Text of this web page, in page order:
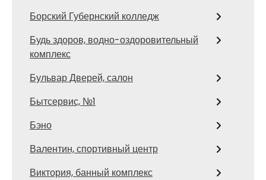
Борский Губернский колледж
Будь здоров, водно-оздоровительный
комплекс
Бульвар Дверей, салон
Бытсервис, №1
Бэно
Валентин, спортивный центр
Виктория, банный комплекс